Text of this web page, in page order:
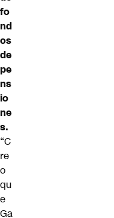
fo
nd
os
de
pe
ns
io
ne
s.
“C
re
o
qu
e
Ga